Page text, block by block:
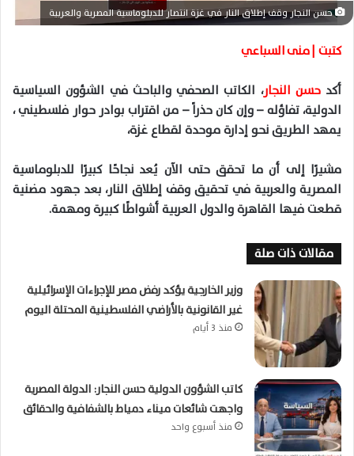
ر
و
ن
حسن النجار وقف إطلاق النار في غزة انتصار للدبلوماسية المصرية والعربية
كتبت | منى السباعي
أكد حسن النجار، الكاتب الصحفي والباحث في الشؤون السياسية
الدولية، تفاؤله – وإن كان حذراً – من اقتراب بوادر حوار فلسطيني ،
يمهد الطريق نحو إدارة موحدة لقطاع غزة،
مشيرًا إلى أن ما تحقق حتى الآن يُعد نجاحًا كبيرًا للدبلوماسية
المصرية والعربية في تحقيق وقف إطلاق النار، بعد جهود مضنية
قطعت فيها القاهرة والدول العربية أشواطًا كبيرة ومهمة.
مقالات ذات صلة
وزير الخارجية يؤكد رفض مصر للإجراءات الإسرائيلية
غير القانونية بالأراضي الفلسطينية المحتلة اليوم
منذ 3 أيام
كاتب الشؤون الدولية حسن النجار: الدولة المصرية
واجهت شائعات ميناء دمياط بالشفافية والحقائق
منذ أسبوع واحد